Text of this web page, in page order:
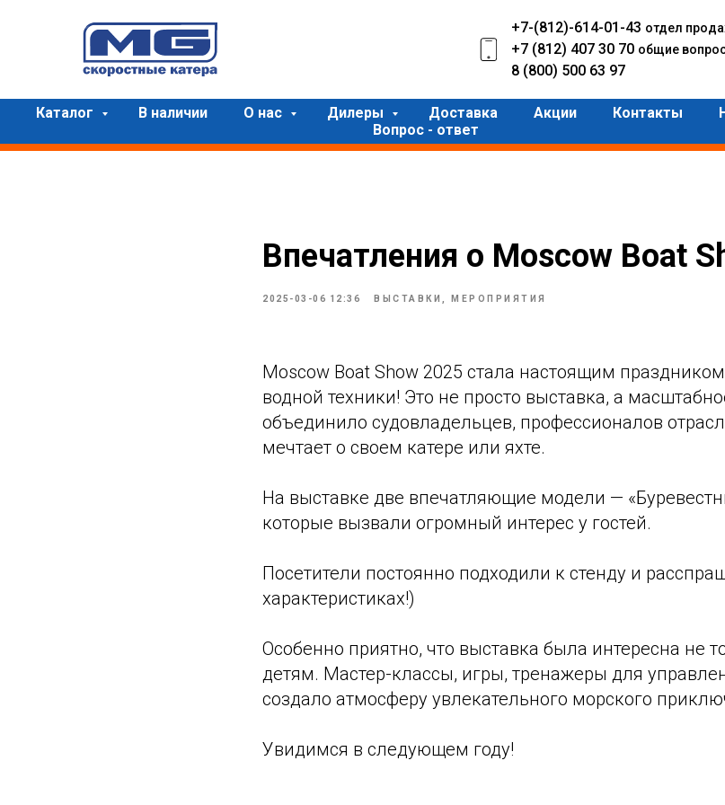
+7-(812)-614-01-43 отдел
+7 (812) 407 30 70 общие
8 (800) 500 63 97
Каталог В наличии О нас Дилеры Доставка Акции Контакты
Вопрос - ответ
Впечатления о Moscow Boat
2025-03-06 12:36 ВЫСТАВКИ, МЕРОПРИЯТИЯ
Moscow Boat Show 2025 стала настоящим
водной техники! Это не просто выставка, а
объединило судовладельцев, профессионалов
мечтает о своем катере или яхте.
На выставке две впечатляющие модели —
которые вызвали огромный интерес у гостей.
Посетители постоянно подходили к стенду и
характеристиках!)
Особенно приятно, что выставка была интересна не
детям. Мастер-классы, игры, тренажеры для
создало атмосферу увлекательного морского
Увидимся в следующем году!